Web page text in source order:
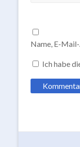
Name, E-
Ich habe